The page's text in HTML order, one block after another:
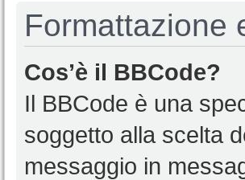
Formattazione
Cos’è il BBCode?
Il BBCode è una
soggetto alla scelta
messaggio in